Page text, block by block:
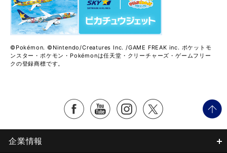
©Pokémon. ©Nintendo/Creatures Inc. /GAME FREAK inc. ポケットモ
ンスター・ポケモン・Pokémonは任天堂・クリーチャーズ・ゲームフリー
クの登録商標です。
企業情報